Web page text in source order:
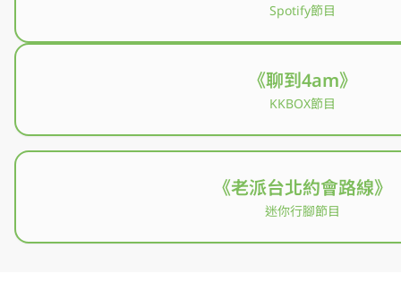
Spotify節目
《聊到4am》
KKBOX節目
《老派台北約會路線》
迷你行腳節目